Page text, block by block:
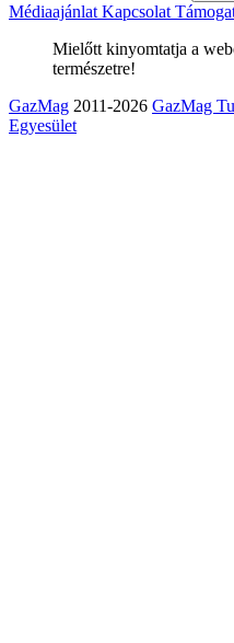
Médiaajánlat Kapcsolat
Mielőtt kinyomtatja a
természetre!
GazMag 2011-2026 GazMag
Egyesület